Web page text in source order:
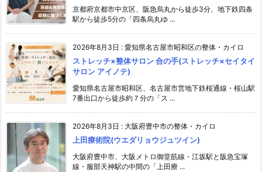
京都府京都市中京区、阪急烏丸から徒歩3分、地下鉄四条
駅から徒歩5分の「四条烏丸ゆ ...
2026年8月3日 : 愛知県名古屋市昭和区の整体・カイロ
ストレッチ×整体サロン 合の手(ストレッチ×セイタイ
サロン アイノテ)
愛知県名古屋市昭和区、名古屋市営地下鉄桜通線・桜山駅
7番出口から徒歩約７分の「ス ...
2026年8月3日 : 大阪府豊中市の整体・カイロ
上田療術院(ウエダリョウジュツイン)
大阪府豊中市、大阪メトロ御堂筋線・江坂駅と阪急宝塚
線・服部天神駅の中間の「上田療 ...